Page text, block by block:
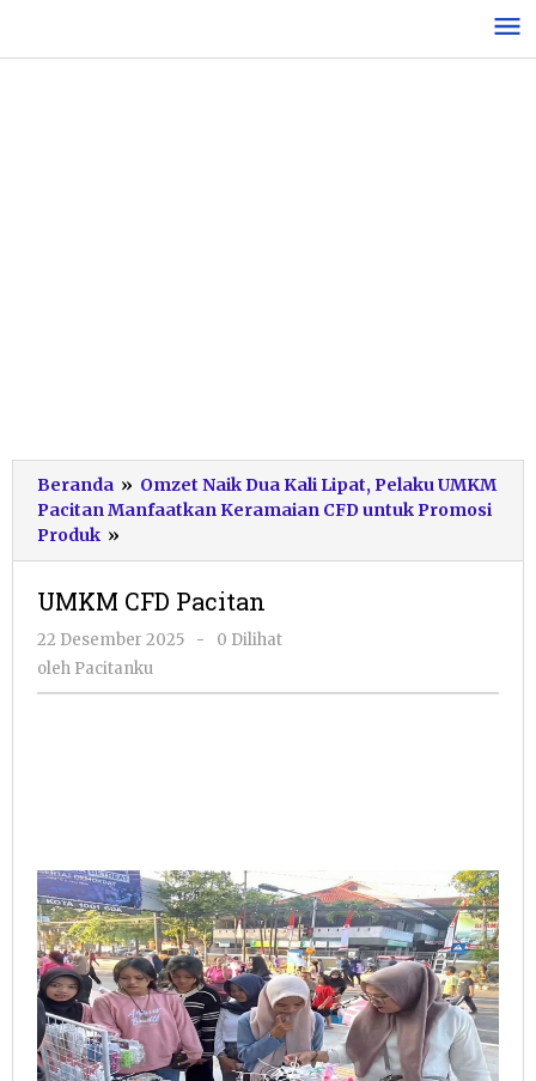
konten
Beranda » Omzet Naik Dua Kali Lipat, Pelaku UMKM
Pacitan Manfaatkan Keramaian CFD untuk Promosi
Produk »
CFD
UMKM CFD Pacitan
22 Desember 2025
oleh
-
0 Dilihat
oleh Pacitanku